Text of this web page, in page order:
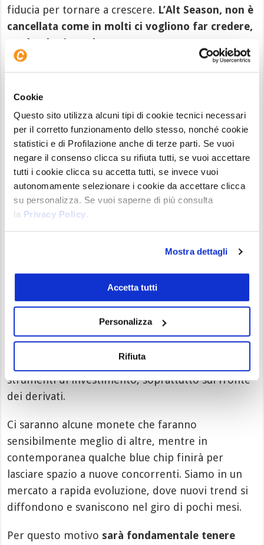
Cookie
Questo sito utilizza alcuni tipi di cookie tecnici necessari
per il corretto funzionamento dello stesso, nonché cookie
statistici e di Profilazione anche di terze parti. Se vuoi
negare il consenso clicca su rifiuta tutti, se vuoi accettare
tutti i cookie clicca su accetta tutti, se invece vuoi
autonomamente selezionare i cookie da accettare clicca
su personalizza. Se vuoi saperne di più consulta
la Privacy Policy.
Mostra dettagli
Accetta tutti
Personalizza
Rifiuta
fiducia per tornare a crescere. L’Alt Season, non è
cancellata come in molti ci vogliono far credere,
ma è solo rimandata.
Tuttavia ci sono da fare alcune considerazioni
siano fini a se stessi. Innanzitutto, c’è da mettersi
il cuore in pace e capire che il ciclo non sarà lo
stesso del 2017 e 2021.
Non fraintendete: molte top altcoin mostreranno
i muscoli ed andranno a stampare performance
molto invoglianti, offrendo opportunità di
speculazione non indifferenti.
parabolico del solito, con una rotazione dei
domare, per ovvie ragioni visto che gli investitori
ora hanno molte più opzioni su cui scommettere,
non solo in termini di coins disponibili, ma di
strumenti di investimento, soprattutto sul fronte
dei derivati.
Ci saranno alcune monete che faranno
sensibilmente meglio di altre, mentre in
contemporanea qualche blue chip finirà per
lasciare spazio a nuove concorrenti. Siamo in un
mercato a rapida evoluzione, dove nuovi trend si
diffondono e svaniscono nel giro di pochi mesi.
Per questo motivo sarà fondamentale tenere